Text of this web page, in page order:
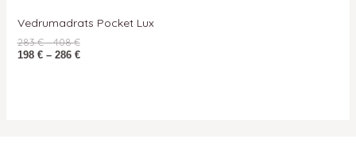
Vedrumadrats Pocket Lux
283€–408€
198 € – 286 €